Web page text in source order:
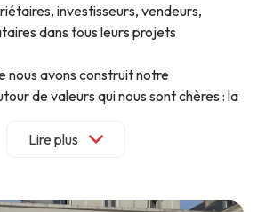
investisseurs, vendeurs,
dans tous leurs projets
nous avons construit notre
de valeurs qui nous sont chères : la
est unique, nous privilégions un
des professionnels spécialisés en
Lire plus